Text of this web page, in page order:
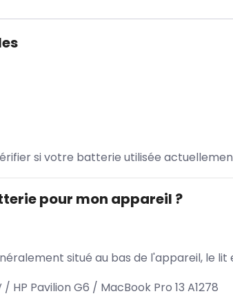
si votre batterie utilisée
pour mon appareil ?
situé au bas de l'appareil, le
HP Pavilion G6 / MacBook Pro 13 A1278